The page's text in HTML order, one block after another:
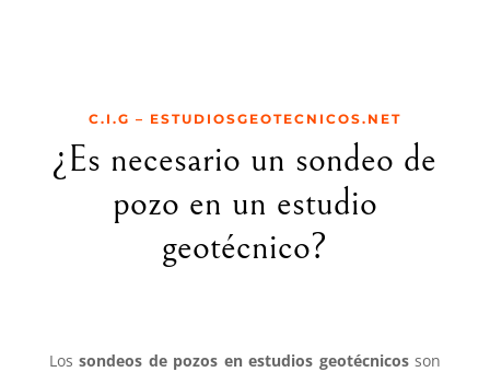
C.I.G – ESTUDIOSGEOTECNICOS.NET
¿Es necesario un sondeo de
pozo en un estudio
geotécnico?
Lossondeos de pozos en estudios geotécnicosson